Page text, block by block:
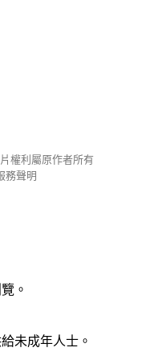
權利屬原作者所有
務聲明
。
未成年人士。